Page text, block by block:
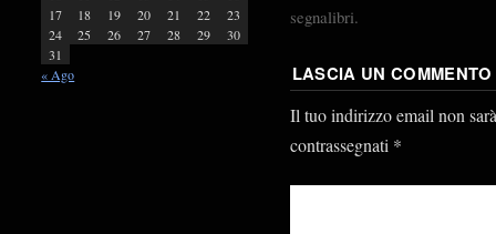
segnalibri.
LASCIA UN COMMENTO
Il tuo indirizzo email non
contrassegnati *
17
18 19 20 21 22
23
24
25 26 27 28 29
30
31
« Ago